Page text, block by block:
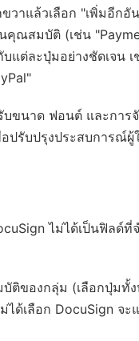
วาแล้วเลือก "เพิ่มอีก
ณสมบัติ (เช่น
แต่ละปุ่มอย่างชัดเจน
บขนาด ฟอนต์ และการ
ปรับปรุงประสบการณ์
ไม่ได้เป็นฟิลด์
ติของกลุ่ม (เลือกปุ่มทั้
ด้เลือก DocuSign จ